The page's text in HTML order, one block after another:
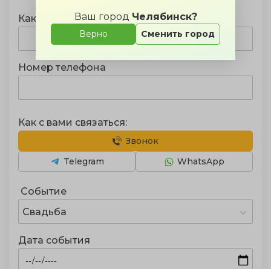
Ваш город Челябинск?
Верно Сменить город
Как Вас зовут?
Номер телефона
Событие
Свадьба
Дата события
Как с вами связаться:
Звонок
WhatsApp
Telegram